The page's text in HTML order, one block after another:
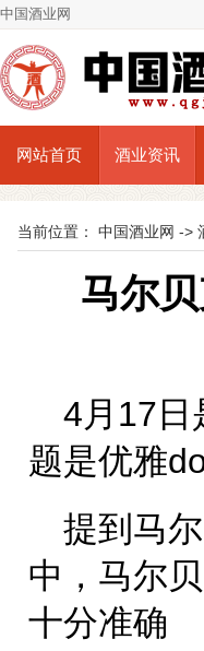
中国酒业网
网站首页 酒业资讯
当前位置： 中国酒业网 ->
马尔
4月17日
题是优雅
提到马
中，马尔
十分准确